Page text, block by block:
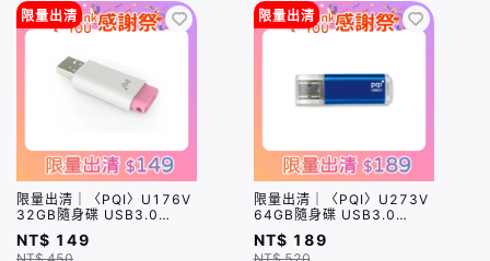
限量出清
限量出清｜〈PQI〉U176V
32GB隨身碟 USB3.0
Flash Drive 櫻花粉
NT$ 149
限量出清
限量出清｜〈PQI〉U273V
64GB隨身碟 USB3.0
Traveling Disk 藍色
NT$ 189